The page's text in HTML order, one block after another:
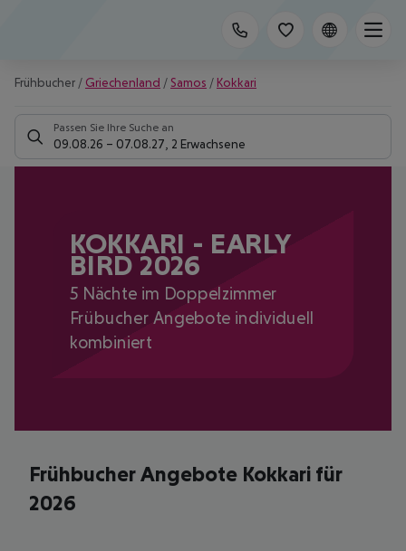
Frühbucher / Griechenland / Samos / Kokkari
Passen Sie Ihre Suche an
09.08.26 – 07.08.27 2 Erwachsene
KOKKARI - EARLY
BIRD 2026
5 Nächte im Doppelzimmer
Frübucher Angebote individuell
kombiniert
Frühbucher Angebote Kokkari für
2026